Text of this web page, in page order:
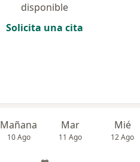
disponible
Solicita una cita
Mañana
10 Ago
Mar
11 Ago
Mié
12 Ago